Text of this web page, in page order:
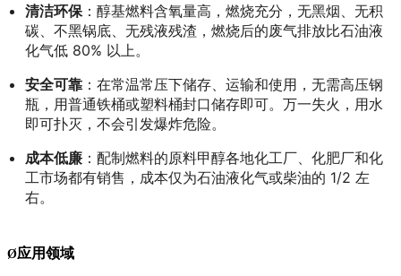
清洁环保 ：醇基燃料含氧量高，燃烧充分，无黑烟、无积
碳、不黑锅底、无残液残渣，燃烧后的废气排放比石油液
化气低 80% 以上。
安全可靠 ：在常温常压下储存、运输和使用，无需高压钢
瓶，用普通铁桶或塑料桶封口储存即可。万一失火，用水
即可扑灭，不会引发爆炸危险。
成本低廉 ：配制燃料的原料甲醇各地化工厂、化肥厂和化
工市场都有销售，成本仅为石油液化气或柴油的 1/2 左
右。
Ø应用领域